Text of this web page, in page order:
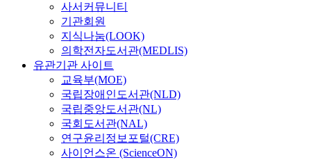
사서커뮤니티
기관회원
지식나눔(LOOK)
의학전자도서관(MEDLIS)
유관기관 사이트
교육부(MOE)
국립장애인도서관(NLD)
국립중앙도서관(NL)
국회도서관(NAL)
연구윤리정보포털(CRE)
사이언스온 (ScienceON)